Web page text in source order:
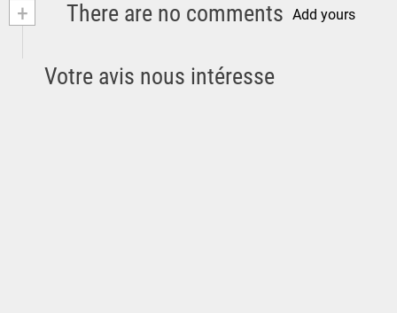
+ There are no comments Add yours
Votre avis nous intéresse